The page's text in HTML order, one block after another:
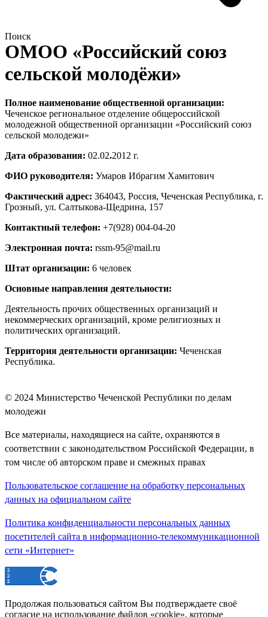
Поиск
ОМОО «Российский союз
сельской молодёжи»
Полное наименование общественной организации:
Чеченское региональное отделение общероссийской
молодежной общественной организации «Российский союз
сельской молодежи»
Дата образования: 02.02.2012 г.
ФИО руководителя: Умаров Ибрагим Хамитович
Фактический адрес: 364043, Россия, Чеченская Республика, г.
Грозный, ул. Салтыкова-Щедрина, 157
Контактный телефон: +7(928) 004-04-20
Электронная почта: rssm-95@mail.ru
Штат организации: 6 человек
Основные направления деятельности:
Деятельность прочих общественных организаций и
некоммерческих организаций, кроме религиозных и
политических организаций.
Территория деятельности организации: Чеченская
Республика.
© 2024 Министерство Чеченской Республики по делам
молодежи
Все материалы, находящиеся на сайте, охраняются в
соответствии с законодательством Российской Федерации, в
том числе об авторском праве и смежных правах
Пользовательское соглашение на обработку персональных
данных на официальном сайте
Политика конфиденциальности персональных данных
посетителей сайта в информационно-телекоммуникационной
сети «Интернет»
Продолжая пользоваться сайтом Вы подтверждаете своё
согласие на использование файлов «cookie», которые